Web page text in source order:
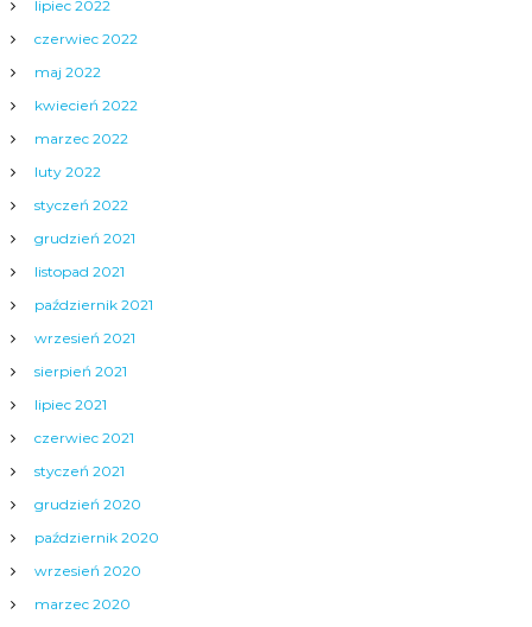
lipiec 2022
czerwiec 2022
maj 2022
kwiecień 2022
marzec 2022
luty 2022
styczeń 2022
grudzień 2021
listopad 2021
październik 2021
wrzesień 2021
sierpień 2021
lipiec 2021
czerwiec 2021
styczeń 2021
grudzień 2020
październik 2020
wrzesień 2020
marzec 2020